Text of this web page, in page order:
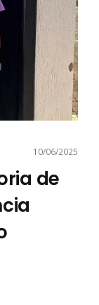
10/06/2025
de